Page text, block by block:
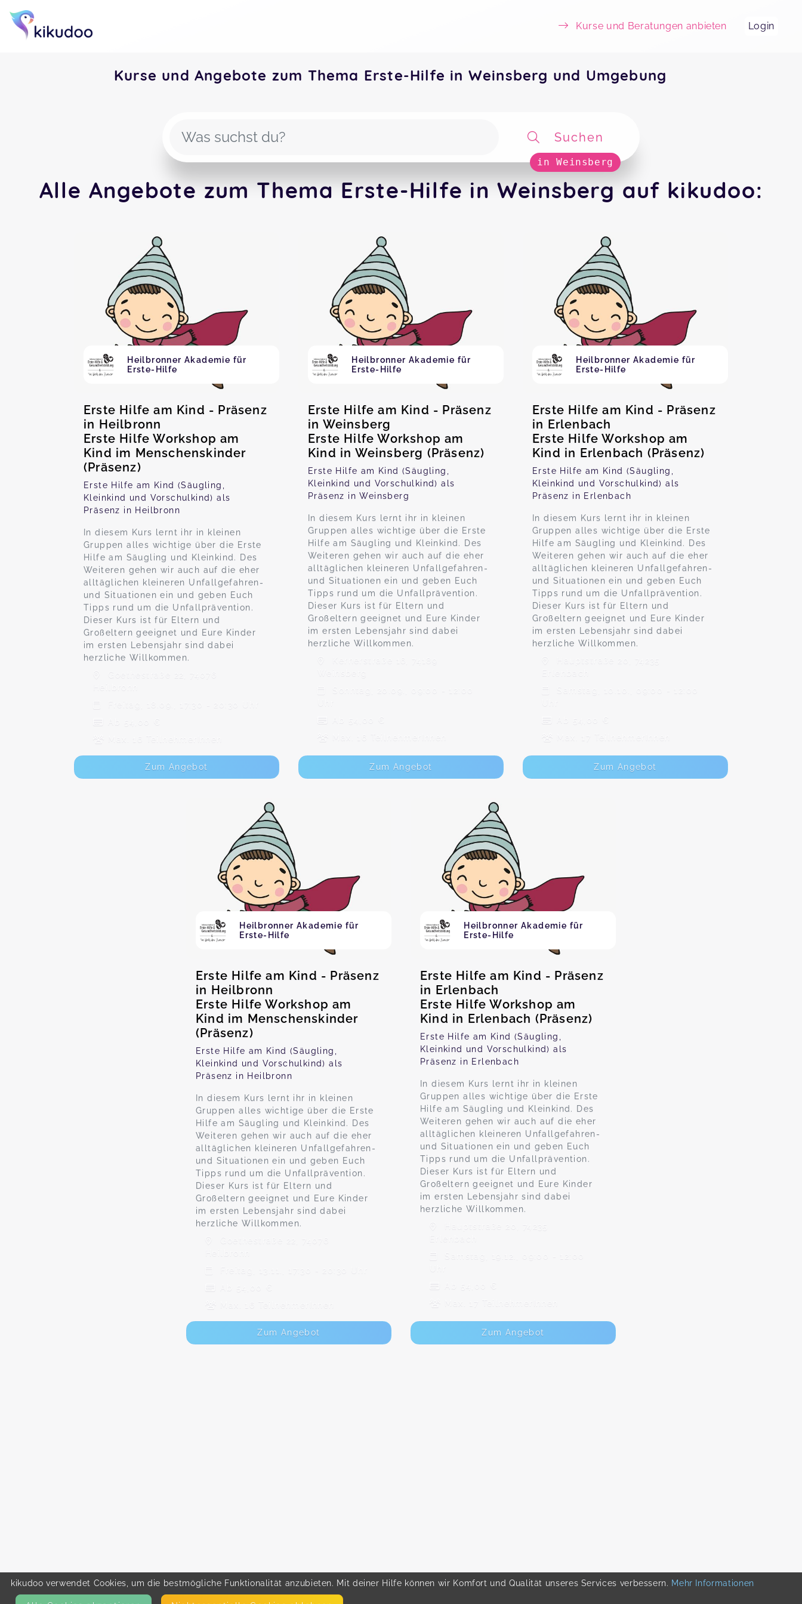
Kurse und Beratungen anbieten Login
Kurse und Angebote zum Thema Erste-Hilfe in Weinsberg und Umgebung
Suchen
in Weinsberg
Alle Angebote zum Thema Erste-Hilfe in Weinsberg auf kikudoo:
Heilbronner Akademie für
Erste-Hilfe
Erste Hilfe am Kind - Präsenz
in Heilbronn
Erste Hilfe Workshop am
Kind im Menschenskinder
(Präsenz)
Erste Hilfe am Kind (Säugling,
Kleinkind und Vorschulkind) als
Präsenz in Heilbronn
In diesem Kurs lernt ihr in kleinen
Gruppen alles wichtige über die Erste
Hilfe am Säugling und Kleinkind. Des
Weiteren gehen wir auch auf die eher
alltäglichen kleineren Unfallgefahren-
und Situationen ein und geben Euch
Tipps rund um die Unfallprävention.
Dieser Kurs ist für Eltern und
Großeltern geeignet und Eure Kinder
im ersten Lebensjahr sind dabei
herzliche Willkommen.
Goethestraße 22, 74076
Heilbronn
Freitag, 18.09., 17:30 - 20:30 Uhr
Ab 54,00 €
Max. 16 TeilnehmerInnen
Zum Angebot
Heilbronner Akademie für
Erste-Hilfe
Erste Hilfe am Kind - Präsenz
in Weinsberg
Erste Hilfe Workshop am
Kind in Weinsberg (Präsenz)
Erste Hilfe am Kind (Säugling,
Kleinkind und Vorschulkind) als
Präsenz in Weinsberg
In diesem Kurs lernt ihr in kleinen
Gruppen alles wichtige über die Erste
Hilfe am Säugling und Kleinkind. Des
Weiteren gehen wir auch auf die eher
alltäglichen kleineren Unfallgefahren-
und Situationen ein und geben Euch
Tipps rund um die Unfallprävention.
Dieser Kurs ist für Eltern und
Großeltern geeignet und Eure Kinder
im ersten Lebensjahr sind dabei
herzliche Willkommen.
Kernerstraße 16, 74189
Sonntag, 20.09., 09:00 - 12:00
Ab 54,00 €
Max. 16 TeilnehmerInnen
Zum Angebot
Heilbronner Akademie für
Erste-Hilfe
Erste Hilfe am Kind - Präsenz
in Erlenbach
Erste Hilfe Workshop am
Kind in Erlenbach (Präsenz)
Erste Hilfe am Kind (Säugling,
Kleinkind und Vorschulkind) als
Präsenz in Erlenbach
In diesem Kurs lernt ihr in kleinen
Gruppen alles wichtige über die Erste
Hilfe am Säugling und Kleinkind. Des
Weiteren gehen wir auch auf die eher
alltäglichen kleineren Unfallgefahren-
und Situationen ein und geben Euch
Tipps rund um die Unfallprävention.
Dieser Kurs ist für Eltern und
Großeltern geeignet und Eure Kinder
im ersten Lebensjahr sind dabei
herzliche Willkommen.
Hauptstraße 20, 74235
Erlenbach
Samstag, 10.10., 09:00 - 12:00
Ab 54,00 €
Max. 17 TeilnehmerInnen
Zum Angebot
Heilbronner Akademie für
Erste-Hilfe
Erste Hilfe am Kind - Präsenz
in Heilbronn
Erste Hilfe Workshop am
Kind im Menschenskinder
(Präsenz)
Erste Hilfe am Kind (Säugling,
Kleinkind und Vorschulkind) als
Präsenz in Heilbronn
In diesem Kurs lernt ihr in kleinen
Gruppen alles wichtige über die Erste
Hilfe am Säugling und Kleinkind. Des
Weiteren gehen wir auch auf die eher
alltäglichen kleineren Unfallgefahren-
und Situationen ein und geben Euch
Tipps rund um die Unfallprävention.
Dieser Kurs ist für Eltern und
Großeltern geeignet und Eure Kinder
im ersten Lebensjahr sind dabei
herzliche Willkommen.
Goethestraße 22, 74076
Heilbronn
Freitag, 13.11., 17:30 - 20:30 Uhr
Ab 54,00 €
Max. 16 TeilnehmerInnen
Zum Angebot
Heilbronner Akademie für
Erste-Hilfe
Erste Hilfe am Kind - Präsenz
in Erlenbach
Erste Hilfe Workshop am
Kind in Erlenbach (Präsenz)
Erste Hilfe am Kind (Säugling,
Kleinkind und Vorschulkind) als
Präsenz in Erlenbach
In diesem Kurs lernt ihr in kleinen
Gruppen alles wichtige über die Erste
Hilfe am Säugling und Kleinkind. Des
Weiteren gehen wir auch auf die eher
alltäglichen kleineren Unfallgefahren-
und Situationen ein und geben Euch
Tipps rund um die Unfallprävention.
Dieser Kurs ist für Eltern und
Großeltern geeignet und Eure Kinder
im ersten Lebensjahr sind dabei
herzliche Willkommen.
Hauptstraße 20, 74235
Erlenbach
Samstag, 19.12., 09:00 - 12:00
Ab 54,00 €
Max. 17 TeilnehmerInnen
Zum Angebot
kikudoo verwendet Cookies, um die bestmögliche Funktionalität anzubieten. Mit deiner Hilfe können wir Komfort und Qualität unseres Services verbessern. Mehr Informationen